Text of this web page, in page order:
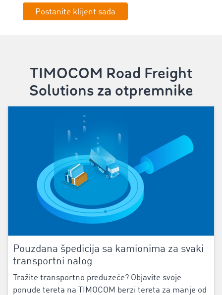
Postanite klijent sada
TIMOCOM Road Freight
Solutions za otpremnike
‌Pouzdana špedicija sa kamionima za svaki
transportni nalog
Tražite transportno preduzeće? Objavite svoje
ponude tereta na ‌TIMOCOM berzi tereta‌ za manje od